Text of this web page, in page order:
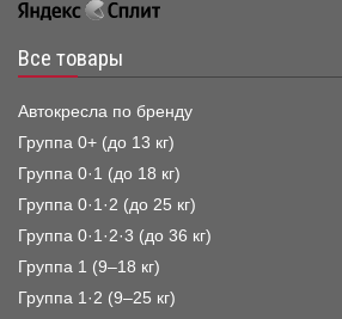
Все товары
Автокресла по бренду
Группа 0+ (до 13 кг)
Группа 0·1 (до 18 кг)
Группа 0·1·2 (до 25 кг)
Группа 0·1·2·3 (до 36 кг)
Группа 1 (9–18 кг)
Группа 1·2 (9–25 кг)